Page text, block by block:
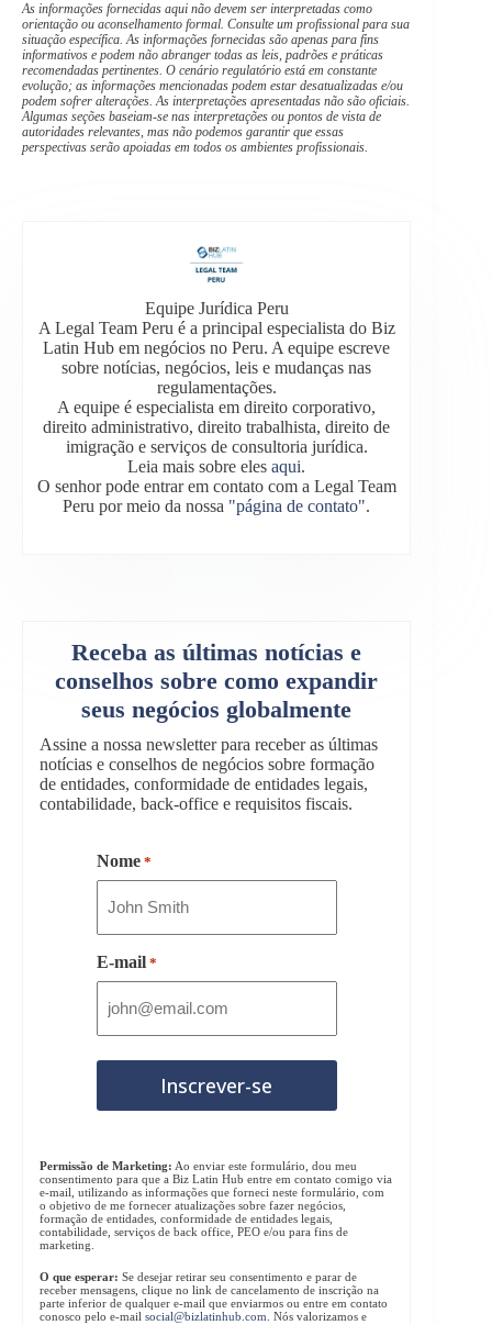
As informações fornecidas aqui não devem ser interpretadas como
orientação ou aconselhamento formal. Consulte um profissional para sua
situação específica. As informações fornecidas são apenas para fins
informativos e podem não abranger todas as leis, padrões e práticas
recomendadas pertinentes. O cenário regulatório está em constante
evolução; as informações mencionadas podem estar desatualizadas e/ou
podem sofrer alterações. As interpretações apresentadas não são oficiais.
Algumas seções baseiam-se nas interpretações ou pontos de vista de
autoridades relevantes, mas não podemos garantir que essas
perspectivas serão apoiadas em todos os ambientes profissionais.
Equipe Jurídica Peru
A Legal Team Peru é a principal especialista do Biz
Latin Hub em negócios no Peru. A equipe escreve
sobre notícias, negócios, leis e mudanças nas
regulamentações.
A equipe é especialista em direito corporativo,
direito administrativo, direito trabalhista, direito de
imigração e serviços de consultoria jurídica.
Leia mais sobre elesaqui.
O senhor pode entrar em contato com a Legal Team
Peru por meio da nossa "página de contato".
Receba as últimas notícias e
conselhos sobre como expandir
seus negócios globalmente
Assine a nossa newsletter para receber as últimas
notícias e conselhos de negócios sobre formação
de entidades, conformidade de entidades legais,
contabilidade, back-office e requisitos fiscais.
Nome *
E-mail *
Permissão de Marketing: Ao enviar este formulário, dou meu
consentimento para que a Biz Latin Hub entre em contato comigo via
e-mail, utilizando as informações que forneci neste formulário, com
o objetivo de me fornecer atualizações sobre fazer negócios,
formação de entidades, conformidade de entidades legais,
contabilidade, serviços de back office, PEO e/ou para fins de
marketing.
O que esperar: Se desejar retirar seu consentimento e parar de
receber mensagens, clique no link de cancelamento de inscrição na
parte inferior de qualquer e-mail que enviarmos ou entre em contato
conosco pelo e-mail social@bizlatinhub.com . Nós valorizamos e